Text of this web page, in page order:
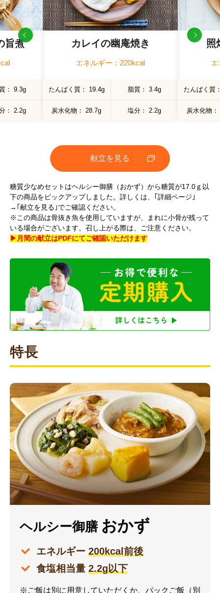
旨煮
9.3g
2.2g
カレイの幽庵焼き
エネルギー：220kcal
たんぱく質 19.4g 脂質 3.4g
炭水化物 28.7g 塩分 2.2g
照
エ
たんぱく質
炭水化物
献立を見る
糖質少なめセットはヘルシー御膳（おかず）から糖質が17.0ｇ以
下の商品をピックアップしました。詳しくは、｢詳細ページ｣
→｢献立を見る｣でご確認ください。
※この商品は骨抜き魚を使用していますが、まれに小骨が残って
いる場合がございます。召し上がる際は、ご注意ください。
▶月間の献立はPDFにてご確認いただけます
特長
ヘルシー御膳 おかず
エネルギー 200kcal前後
食塩相当量 2.2g以下
※ご飯は別に用意していただくか、パックご飯（別